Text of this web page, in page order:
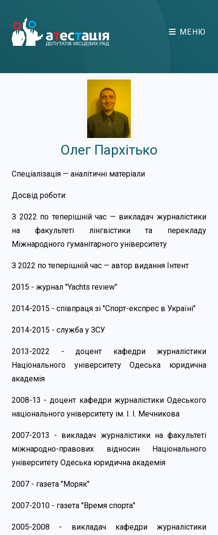
МЕНЮ
Олег Пархітько
Спеціалізація — аналітичні матеріали
Досвід роботи:
З 2022 по теперішній час — викладач журналістики
на факультеті лінгвістики та перекладу
Міжнародного гуманітарного університету
З 2022 по теперішній час — автор видання Інтент
2015 - журнал "Yachts review"
2014-2015 - співпраця зі "Спорт-експрес в Україні"
2014-2015 - служба у ЗСУ
2013-2022 - доцент кафедри журналістики
Національного університету Одеська юридична
академія
2008-13 - доцент кафедри журналістики Одеського
національного університету ім. І. І. Мечникова
2007-2013 - викладач журналістики на факультеті
міжнародно-правових відносин Національного
університету Одеська юридична академія
2007 - газета "Моряк"
2007-2010 - газета "Время спорта"
2005-2008 - викладач кафедри журналістики